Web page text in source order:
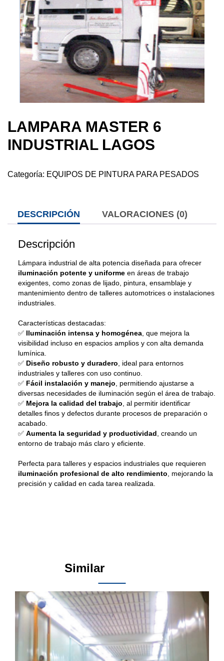
LAMPARA MASTER 6
INDUSTRIAL LAGOS
Categoría: EQUIPOS DE PINTURA PARA PESADOS
DESCRIPCIÓN VALORACIONES (0)
Descripción
Lámpara industrial de alta potencia diseñada para ofrecer
iluminación potente y uniforme en áreas de trabajo
exigentes, como zonas de lijado, pintura, ensamblaje y
mantenimiento dentro de talleres automotrices o instalaciones
industriales.
Características destacadas:
✅ Iluminación intensa y homogénea , que mejora la
visibilidad incluso en espacios amplios y con alta demanda
lumínica.
✅ Diseño robusto y duradero , ideal para entornos
industriales y talleres con uso continuo.
✅ Fácil instalación y manejo , permitiendo ajustarse a
diversas necesidades de iluminación según el área de trabajo.
✅ Mejora la calidad del trabajo , al permitir identificar
detalles finos y defectos durante procesos de preparación o
acabado.
✅ Aumenta la seguridad y productividad , creando un
entorno de trabajo más claro y eficiente.
Perfecta para talleres y espacios industriales que requieren
iluminación profesional de alto rendimiento , mejorando la
precisión y calidad en cada tarea realizada.
Similar